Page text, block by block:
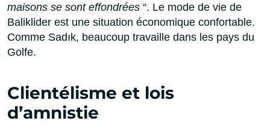
maisons se sont effondrées “. Le mode de vie de
Baliklider est une situation économique confortable.
Comme Sadık, beaucoup travaille dans les pays du
Golfe.
Clientélisme et lois
d’amnistie